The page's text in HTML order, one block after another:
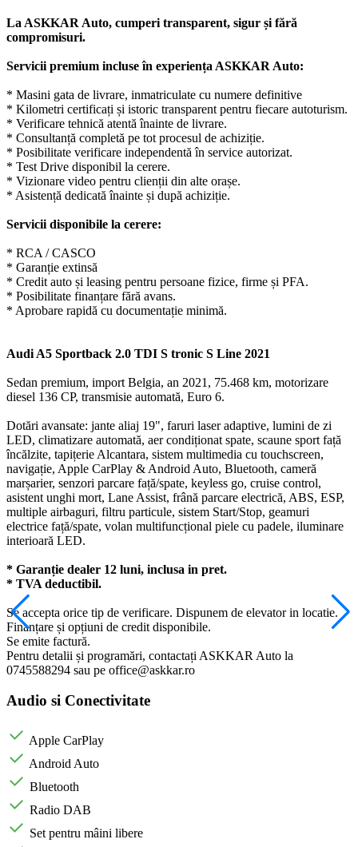
La ASKKAR Auto, cumperi transparent, sigur și fără
compromisuri.
Servicii premium incluse în experiența ASKKAR Auto:
* Masini gata de livrare, inmatriculate cu numere definitive
* Kilometri certificați și istoric transparent pentru fiecare autoturism.
* Verificare tehnică atentă înainte de livrare.
* Consultanță completă pe tot procesul de achiziție.
* Posibilitate verificare independentă în service autorizat.
* Test Drive disponibil la cerere.
* Vizionare video pentru clienții din alte orașe.
* Asistență dedicată înainte și după achiziție.
Servicii disponibile la cerere:
* RCA / CASCO
* Garanție extinsă
* Credit auto și leasing pentru persoane fizice, firme și PFA.
* Posibilitate finanțare fără avans.
* Aprobare rapidă cu documentație minimă.
Audi A5 Sportback 2.0 TDI S tronic S Line 2021
Sedan premium, import Belgia, an 2021, 75.468 km, motorizare
diesel 136 CP, transmisie automată, Euro 6.
Dotări avansate: jante aliaj 19", faruri laser adaptive, lumini de zi
LED, climatizare automată, aer condiționat spate, scaune sport față
încălzite, tapițerie Alcantara, sistem multimedia cu touchscreen,
navigație, Apple CarPlay & Android Auto, Bluetooth, cameră
marșarier, senzori parcare față/spate, keyless go, cruise control,
asistent unghi mort, Lane Assist, frână parcare electrică, ABS, ESP,
multiple airbaguri, filtru particule, sistem Start/Stop, geamuri
electrice față/spate, volan multifuncțional piele cu padele, iluminare
interioară LED.
* Garanție dealer 12 luni, inclusa in pret.
* TVA deductibil.
Se accepta orice tip de verificare. Dispunem de elevator in locatie.
Finanțare și opțiuni de credit disponibile.
Se emite factură.
Pentru detalii și programări, contactați ASKKAR Auto la
0745588294 sau pe office@askkar.ro
Audio si Conectivitate
Apple CarPlay
Android Auto
Bluetooth
Radio DAB
Set pentru mâini libere